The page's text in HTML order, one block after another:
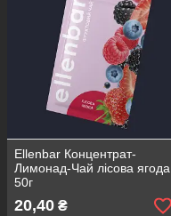
Ellenbar Концентрат-
Лимонад-Чай лісова ягода
50г
20,40 ₴